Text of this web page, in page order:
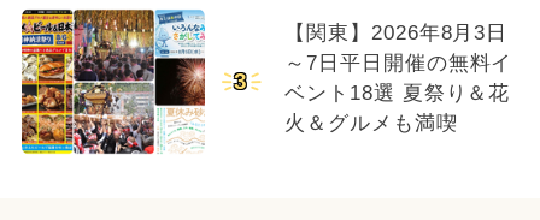
3
【関東】2026年8月3日
～7日平日開催の無料イ
ベント18選 夏祭り＆花
火＆グルメも満喫